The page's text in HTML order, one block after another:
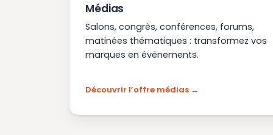
Médias
Salons, congrès, conférences, forums,
matinées thématiques : transformez vos
marques en événements.
Découvrir l’offre médias